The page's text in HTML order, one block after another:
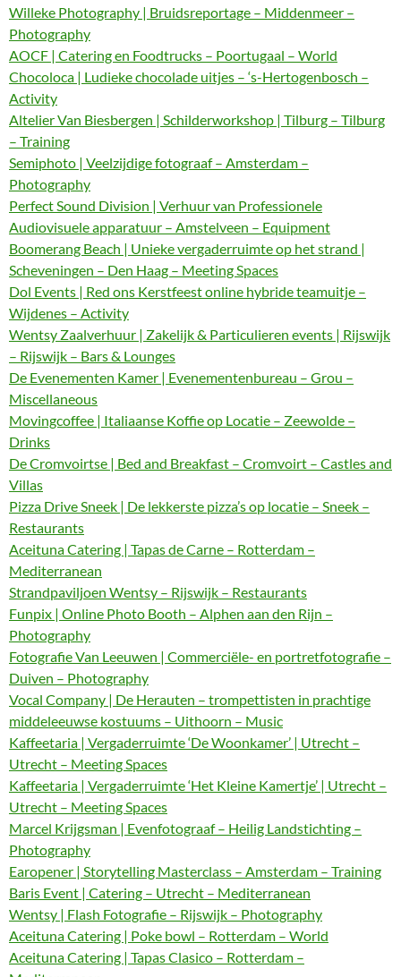
Willeke Photography | Bruidsreportage – Middenmeer –
Photography
AOCF | Catering en Foodtrucks – Poortugaal – World
Chocoloca | Ludieke chocolade uitjes – ‘s-Hertogenbosch –
Activity
Altelier Van Biesbergen | Schilderworkshop | Tilburg – Tilburg
– Training
Semiphoto | Veelzijdige fotograaf – Amsterdam –
Photography
Perfect Sound Division | Verhuur van Professionele
Audiovisuele apparatuur – Amstelveen – Equipment
Boomerang Beach | Unieke vergaderruimte op het strand |
Scheveningen – Den Haag – Meeting Spaces
Dol Events | Red ons Kerstfeest online hybride teamuitje –
Wijdenes – Activity
Wentsy Zaalverhuur | Zakelijk & Particulieren events | Rijswijk
– Rijswijk – Bars & Lounges
De Evenementen Kamer | Evenementenbureau – Grou –
Miscellaneous
Movingcoffee | Italiaanse Koffie op Locatie – Zeewolde –
Drinks
De Cromvoirtse | Bed and Breakfast – Cromvoirt – Castles and
Villas
Pizza Drive Sneek | De lekkerste pizza’s op locatie – Sneek –
Restaurants
Aceituna Catering | Tapas de Carne – Rotterdam –
Mediterranean
Strandpaviljoen Wentsy – Rijswijk – Restaurants
Funpix | Online Photo Booth – Alphen aan den Rijn –
Photography
Fotografie Van Leeuwen | Commerciële- en portretfotografie –
Duiven – Photography
Vocal Company | De Herauten – trompettisten in prachtige
middeleeuwse kostuums – Uithoorn – Music
Kaffeetaria | Vergaderruimte ‘De Woonkamer’ | Utrecht –
Utrecht – Meeting Spaces
Kaffeetaria | Vergaderruimte ‘Het Kleine Kamertje’ | Utrecht –
Utrecht – Meeting Spaces
Marcel Krijgsman | Evenfotograaf – Heilig Landstichting –
Photography
Earopener | Storytelling Masterclass – Amsterdam – Training
Baris Event | Catering – Utrecht – Mediterranean
Wentsy | Flash Fotografie – Rijswijk – Photography
Aceituna Catering | Poke bowl – Rotterdam – World
Aceituna Catering | Tapas Clasico – Rotterdam –